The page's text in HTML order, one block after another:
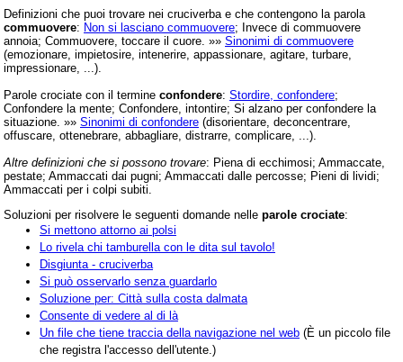
Definizioni che puoi trovare nei cruciverba e che contengono la parola
commuovere: Non si lasciano commuovere; Invece di commuovere
annoia; Commuovere, toccare il cuore. »» Sinonimi di commuovere
(emozionare, impietosire, intenerire, appassionare, agitare, turbare,
impressionare, ...).
Parole crociate con il termine confondere: Stordire, confondere;
Confondere la mente; Confondere, intontire; Si alzano per confondere la
situazione. »» Sinonimi di confondere (disorientare, deconcentrare,
offuscare, ottenebrare, abbagliare, distrarre, complicare, ...).
Altre definizioni che si possono trovare: Piena di ecchimosi; Ammaccate,
pestate; Ammaccati dai pugni; Ammaccati dalle percosse; Pieni di lividi;
Ammaccati per i colpi subiti.
Soluzioni per risolvere le seguenti domande nelle parole crociate:
Si mettono attorno ai polsi
Lo rivela chi tamburella con le dita sul tavolo!
Disgiunta - cruciverba
Si può osservarlo senza guardarlo
Soluzione per: Città sulla costa dalmata
Consente di vedere al di là
Un file che tiene traccia della navigazione nel web (È un piccolo file
che registra l'accesso dell'utente.)